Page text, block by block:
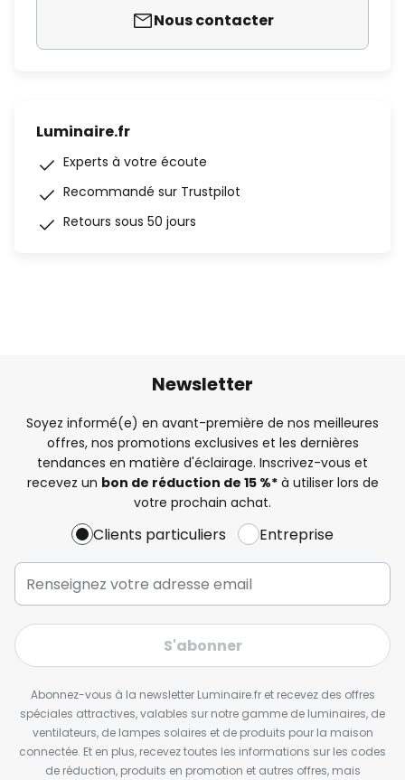
Nous contacter
Luminaire.fr
Experts à votre écoute
Recommandé sur Trustpilot
Retours sous 50 jours
Newsletter
Soyez informé(e) en avant-première de nos meilleures
offres, nos promotions exclusives et les dernières
tendances en matière d'éclairage. Inscrivez-vous et
recevez un bon de réduction de 15 %*à utiliser lors de
votre prochain achat.
Clients particuliers Entreprise
S'abonner
Abonnez-vous à la newsletter Luminaire.fr et recevez des offres
spéciales attractives, valables sur notre gamme de luminaires, de
ventilateurs, de lampes solaires et de produits pour la maison
connectée. Et en plus, recevez toutes les informations sur les codes
de réduction, produits en promotion et autres offres, mais